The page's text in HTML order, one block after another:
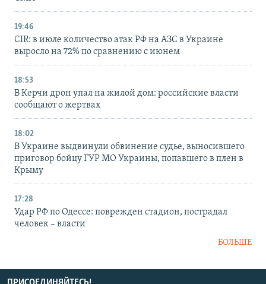
19:46
CIR: в июле количество атак РФ на АЗС в Украине
выросло на 72% по сравнению с июнем
18:53
В Керчи дрон упал на жилой дом: российские власти
сообщают о жертвах
18:02
В Украине выдвинули обвинение судье, выносившего
приговор бойцу ГУР МО Украины, попавшего в плен в
Крыму
17:28
Удар РФ по Одессе: поврежден стадион, пострадал
человек – власти
БОЛЬШЕ